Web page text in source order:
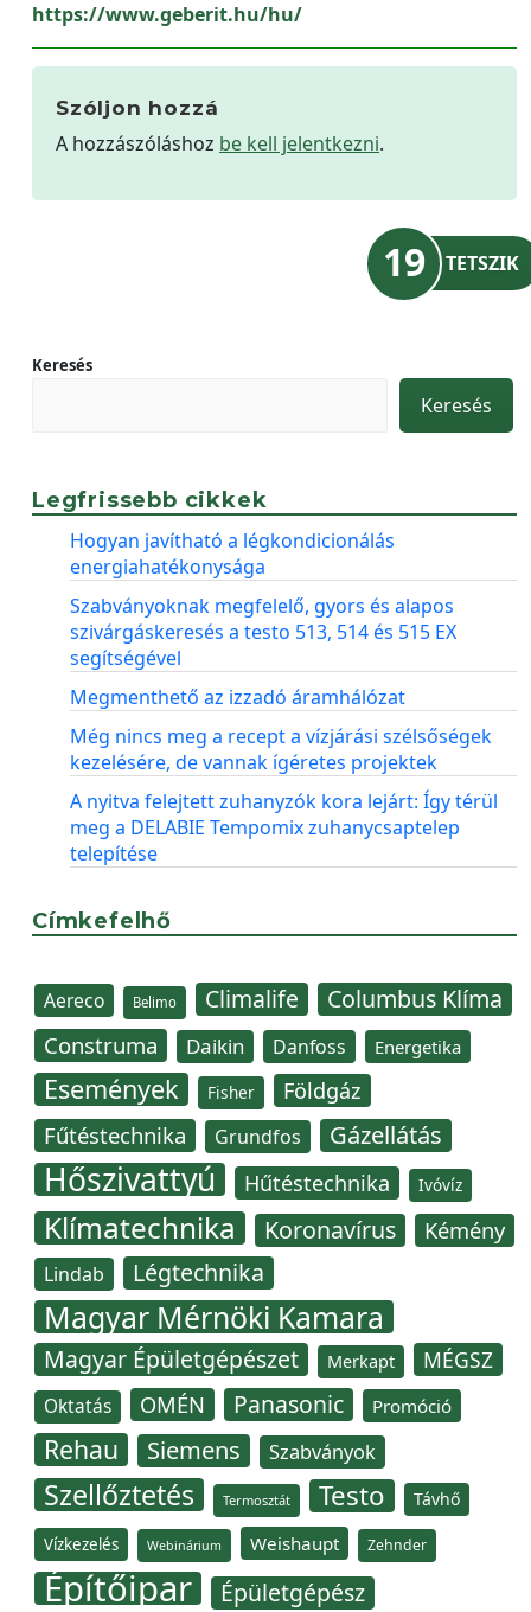
https://www.geberit.hu/hu/
Szóljon hozzá
A hozzászóláshoz be kell jelentkezni.
19 TETSZIK
Keresés
Keresés
Legfrissebb cikkek
Hogyan javítható a légkondicionálás
energiahatékonysága
Szabványoknak megfelelő, gyors és alapos
szivárgáskeresés a testo 513, 514 és 515 EX
segítségével
Megmenthető az izzadó áramhálózat
Még nincs meg a recept a vízjárási szélsőségek
kezelésére, de vannak ígéretes projektek
A nyitva felejtett zuhanyzók kora lejárt: Így térül
meg a DELABIE Tempomix zuhanycsaptelep
telepítése
Címkefelhő
Aereco Belimo Climalife Columbus Klíma
Construma Daikin Danfoss Energetika
Események Fisher Földgáz
Fűtéstechnika Grundfos Gázellátás
Hőszivattyú Hűtéstechnika Ivóvíz
Klímatechnika Koronavírus Kémény
Lindab Légtechnika
Magyar Mérnöki Kamara
Magyar Épületgépészet Merkapt MÉGSZ
Oktatás OMÉN Panasonic Promóció
Rehau Siemens Szabványok
Szellőztetés Termosztát Testo Távhő
Vízkezelés Webinárium Weishaupt Zehnder
Építőipar Épületgépész